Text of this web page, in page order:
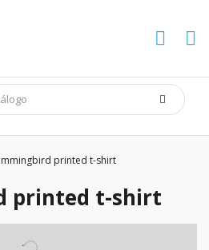
printed t-shirt
printed t-shirt